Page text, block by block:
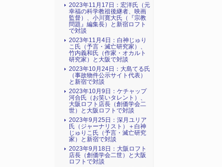
2023年11月17日：宏洋氏（元
幸福の科学教祖後継者、映画
監督）、小川寛大氏（『宗教
問題』編集長）と新宿ロフト
で対談
2023年11月4日：白神じゅり
こ氏（予言・滅亡研究家）、
竹内義和氏（作家・オカルト
研究家）と大阪で対談
2023年10月24日：大島てる氏
（事故物件公示サイト代表）
と新宿で対談
2023年10月9日：ケチャップ
河合氏（お笑いタレント）、
大阪ロフト店長（創価学会二
世）と大阪ロフトで対談
2023年9月25日：深月ユリア
氏（ジャーナリスト）＋白神
じゅりこ氏（予言・滅亡研究
家）と新宿で対談
2023年9月18日：大阪ロフト
店長（創価学会二世）と大阪
ロフトで対談